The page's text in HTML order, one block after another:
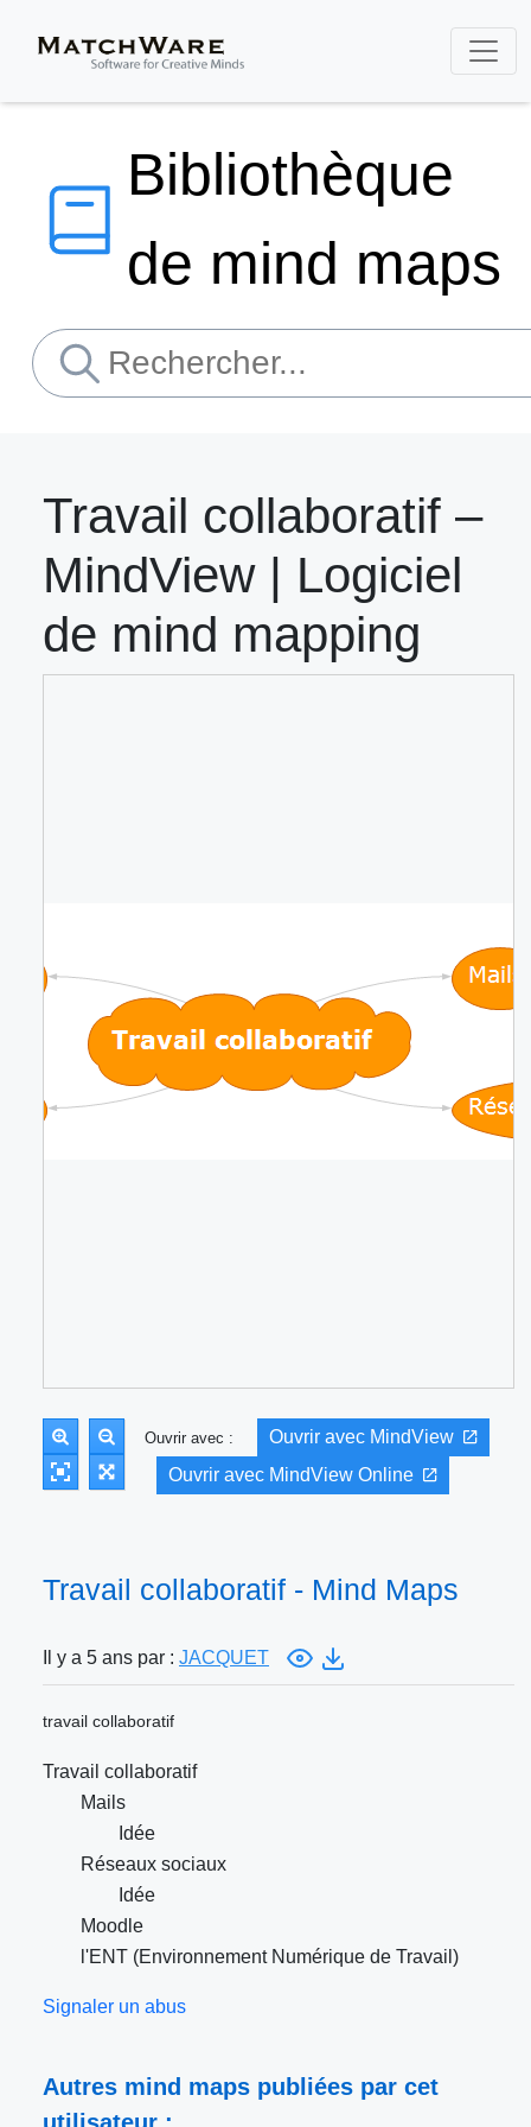
Bibliothèque
de mind maps
Travail collaboratif –
MindView | Logiciel
de mind mapping
Ouvrir avec :
Ouvrir avec MindView
Ouvrir avec MindView Online
Travail collaboratif - Mind Maps
Il y a 5 ans par : JACQUET
travail collaboratif
Travail collaboratif
Mails
Idée
Réseaux sociaux
Idée
Moodle
l'ENT (Environnement Numérique de Travail)
Signaler un abus
Autres mind maps publiées par cet